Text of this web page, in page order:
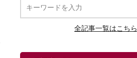
全記事一覧はこちら